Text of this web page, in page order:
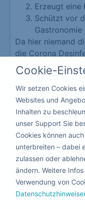
Erzeugt eine
Schützt vor
Gastronomie
Da hier niemand
die Corona
Mitteln nebenbei
Kita & Schule
Warum
Ozon?
Cookie-
Wir setzen Cookies
Websites und
Inhalten zu
unser Support Sie
Cookies können
unterbreiten – dabei
zulassen oder
ändern. Weitere
Verwendung von